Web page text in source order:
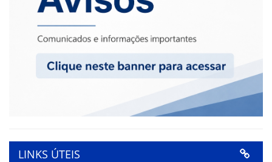
LINKS ÚTEIS